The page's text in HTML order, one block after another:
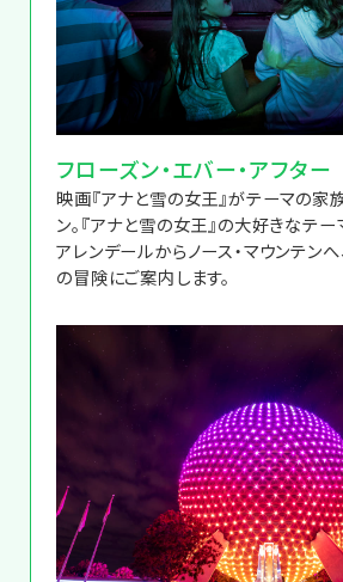
フローズン・エバー・アフター
映画『アナと雪の女王』がテーマの家
ン。『アナと雪の女王』の大好きなテー
アレンデールからノース・マウンテン
の冒険にご案内します。